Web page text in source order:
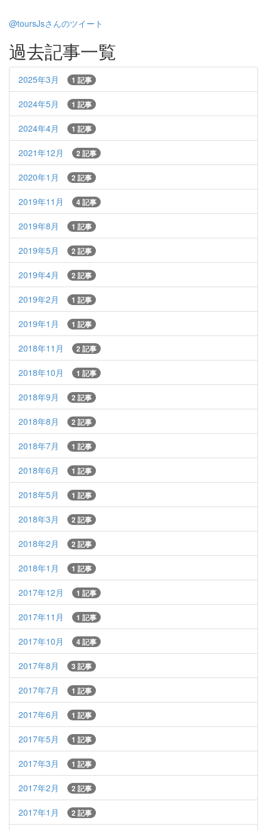
@toursJsさんのツイート
過去記事一覧
2025年3月 1 記事
2024年5月 1 記事
2024年4月 1 記事
2021年12月 2 記事
2020年1月 2 記事
2019年11月 4 記事
2019年8月 1 記事
2019年5月 2 記事
2019年4月 2 記事
2019年2月 1 記事
2019年1月 1 記事
2018年11月 2 記事
2018年10月 1 記事
2018年9月 2 記事
2018年8月 2 記事
2018年7月 1 記事
2018年6月 1 記事
2018年5月 1 記事
2018年3月 2 記事
2018年2月 2 記事
2018年1月 1 記事
2017年12月 1 記事
2017年11月 1 記事
2017年10月 4 記事
2017年8月 3 記事
2017年7月 1 記事
2017年6月 1 記事
2017年5月 1 記事
2017年3月 1 記事
2017年2月 2 記事
2017年1月 2 記事